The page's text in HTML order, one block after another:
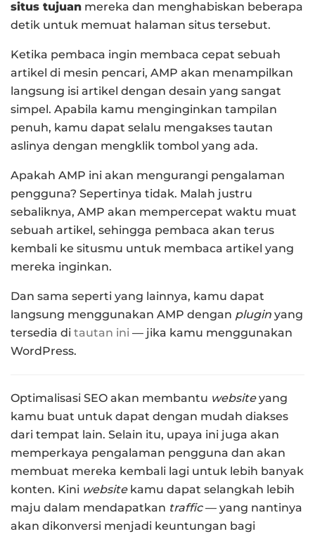
situs tujuan mereka dan menghabiskan beberapa
detik untuk memuat halaman situs tersebut.
Ketika pembaca ingin membaca cepat sebuah
artikel di mesin pencari, AMP akan menampilkan
langsung isi artikel dengan desain yang sangat
simpel. Apabila kamu menginginkan tampilan
penuh, kamu dapat selalu mengakses tautan
aslinya dengan mengklik tombol yang ada.
Apakah AMP ini akan mengurangi pengalaman
pengguna? Sepertinya tidak. Malah justru
sebaliknya, AMP akan mempercepat waktu muat
sebuah artikel, sehingga pembaca akan terus
kembali ke situsmu untuk membaca artikel yang
mereka inginkan.
Dan sama seperti yang lainnya, kamu dapat
langsung menggunakan AMP dengan plugin yang
tersedia di tautan ini — jika kamu menggunakan
WordPress.
Optimalisasi SEO akan membantu websiteyang
kamu buat untuk dapat dengan mudah diakses
dari tempat lain. Selain itu, upaya ini juga akan
memperkaya pengalaman pengguna dan akan
membuat mereka kembali lagi untuk lebih banyak
konten. Kini websitekamu dapat selangkah lebih
maju dalam mendapatkan traffic— yang nantinya
akan dikonversi menjadi keuntungan bagi